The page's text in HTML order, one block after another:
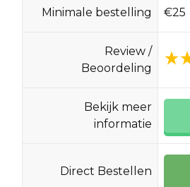
Minimale bestelling €25
Review /
Beoordeling
Bekijk meer
informatie
Direct Bestellen